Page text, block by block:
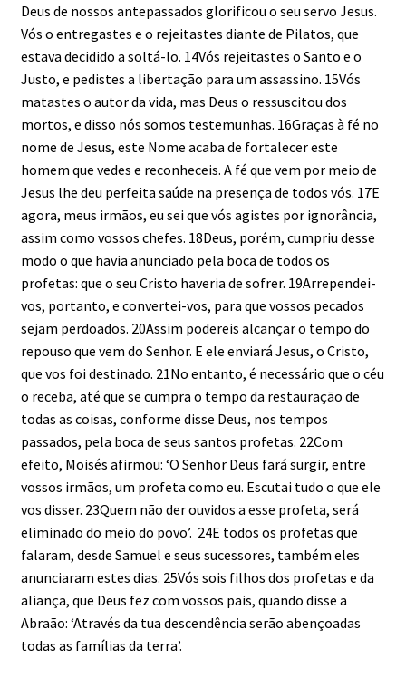
Deus de nossos antepassados glorificou o seu servo Jesus.
Vós o entregastes e o rejeitastes diante de Pilatos, que
estava decidido a soltá-lo. 14Vós rejeitastes o Santo e o
Justo, e pedistes a libertação para um assassino. 15Vós
matastes o autor da vida, mas Deus o ressuscitou dos
mortos, e disso nós somos testemunhas. 16Graças à fé no
nome de Jesus, este Nome acaba de fortalecer este
homem que vedes e reconheceis. A fé que vem por meio de
Jesus lhe deu perfeita saúde na presença de todos vós. 17E
agora, meus irmãos, eu sei que vós agistes por ignorância,
assim como vossos chefes. 18Deus, porém, cumpriu desse
modo o que havia anunciado pela boca de todos os
profetas: que o seu Cristo haveria de sofrer. 19Arrependei-
vos, portanto, e convertei-vos, para que vossos pecados
sejam perdoados. 20Assim podereis alcançar o tempo do
repouso que vem do Senhor. E ele enviará Jesus, o Cristo,
que vos foi destinado. 21No entanto, é necessário que o céu
o receba, até que se cumpra o tempo da restauração de
todas as coisas, conforme disse Deus, nos tempos
passados, pela boca de seus santos profetas. 22Com
efeito, Moisés afirmou: ‘O Senhor Deus fará surgir, entre
vossos irmãos, um profeta como eu. Escutai tudo o que ele
vos disser. 23Quem não der ouvidos a esse profeta, será
eliminado do meio do povo’. 24E todos os profetas que
falaram, desde Samuel e seus sucessores, também eles
anunciaram estes dias. 25Vós sois filhos dos profetas e da
aliança, que Deus fez com vossos pais, quando disse a
Abraão: ‘Através da tua descendência serão abençoadas
todas as famílias da terra’.